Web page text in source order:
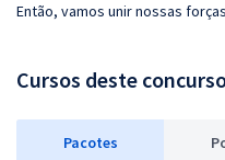
Então, vamos unir nossas
Cursos deste
Pacotes P